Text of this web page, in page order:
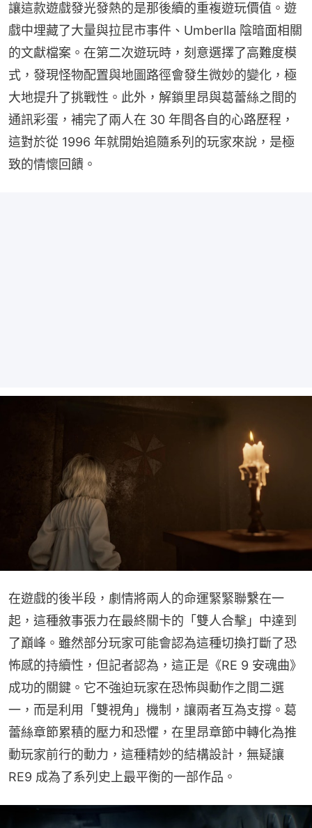
讓這款遊戲發光發熱的是那後續的重複遊玩價值。遊
戲中埋藏了大量與拉昆市事件、Umberlla 陰暗面相關
的文獻檔案。在第二次遊玩時，刻意選擇了高難度模
式，發現怪物配置與地圖路徑會發生微妙的變化，極
大地提升了挑戰性。此外，解鎖里昂與葛蕾絲之間的
通訊彩蛋，補完了兩人在 30 年間各自的心路歷程，
這對於從 1996 年就開始追隨系列的玩家來說，是極
致的情懷回饋。
在遊戲的後半段，劇情將兩人的命運緊緊聯繫在一
起，這種敘事張力在最終關卡的「雙人合擊」中達到
了巔峰。雖然部分玩家可能會認為這種切換打斷了恐
怖感的持續性，但記者認為，這正是《RE 9 安魂曲》
成功的關鍵。它不強迫玩家在恐怖與動作之間二選
一，而是利用「雙視角」機制，讓兩者互為支撐。葛
蕾絲章節累積的壓力和恐懼，在里昂章節中轉化為推
動玩家前行的動力，這種精妙的結構設計，無疑讓
RE9 成為了系列史上最平衡的一部作品。